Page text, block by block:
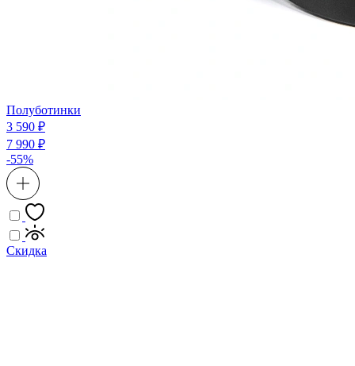
Полуботинки
3 590 ₽
7 990 ₽
-55%
Скидка